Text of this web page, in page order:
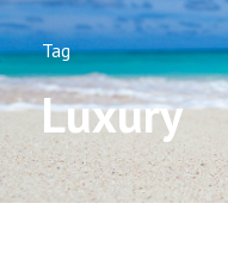
Tag
Luxury